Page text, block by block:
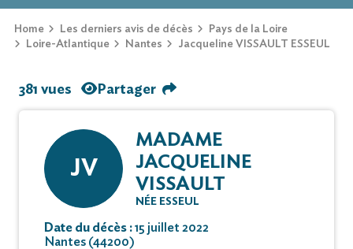
Home Les derniers avis de décès
Pays de la Loire
Loire-Atlantique
Nantes Jacqueline VISSAULT ESSEUL
381 vues Partager
JV
MADAME
JACQUELINE
VISSAULT
NÉE ESSEUL
Date du décès :15 juillet 2022
Nantes (44200)